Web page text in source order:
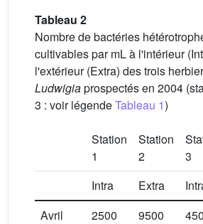
Tableau 2
Nombre de bactéries
cultivables par mL à l'intérieur
l'extérieur (Extra) des trois
Ludwigiaprospectés en 2004
3 : voir légendeTableau 1)
Station
1
Station
2
3
Intra
Extra
Avril
2500 9500